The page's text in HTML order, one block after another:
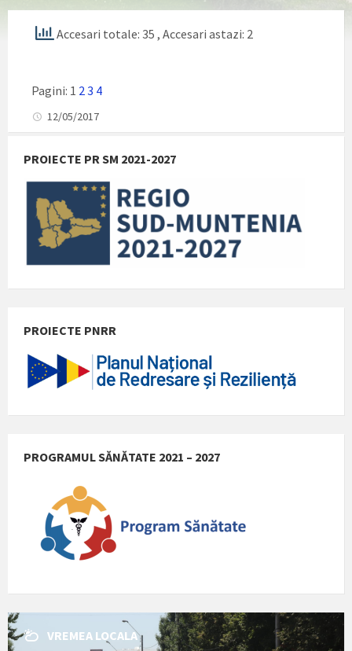
Accesari totale: 35 , Accesari astazi: 2
Pagini: 1 2 3 4
12/05/2017
PROIECTE PR SM 2021-2027
PROIECTE PNRR
PROGRAMUL SĂNĂTATE 2021 – 2027
VREMEA LOCALA